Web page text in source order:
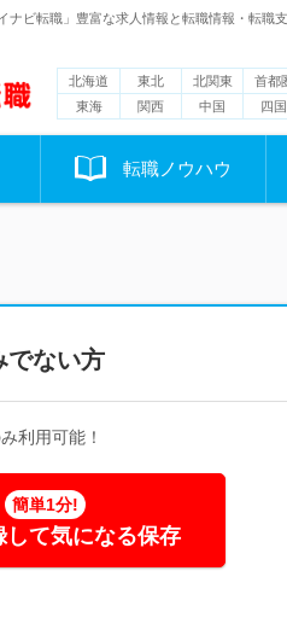
ナビ転職」豊富な求人情報と転職情報・転職
北海道 東北 北関東 首都
東海
関西 中国 四国
転職ノウハウ
でない方
利用可能！
簡単1分!
して気になる保存